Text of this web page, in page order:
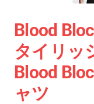
Blood
タイリッ
Blood
ャツ